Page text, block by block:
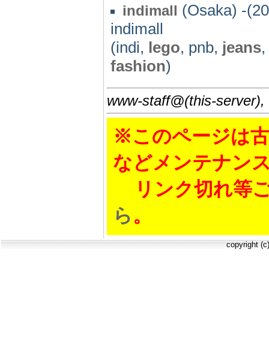
indimall (Osaka) -
indimall
(indi, lego, pnb, jeans,
fashion)
www-staff@(this-
※このページは
などメンテナン
リンク切れ等
ら。
copyright